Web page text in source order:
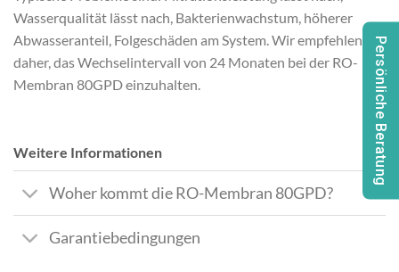
Wasserqualität lässt nach, Bakterienwachstum, höherer
Abwasseranteil, Folgeschäden am System. Wir empfehlen
daher, das Wechselintervall von 24 Monaten bei der RO-
Membran 80GPD einzuhalten.
Weitere Informationen
Woher kommt die RO-Membran 80GPD?
Garantiebedingungen
Persönliche Beratung